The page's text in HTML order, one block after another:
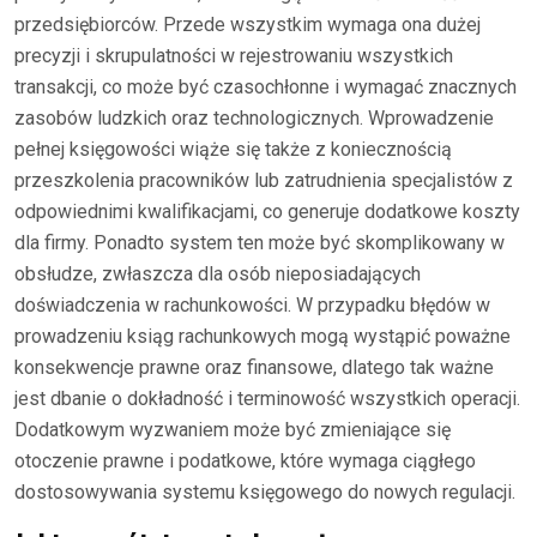
przedsiębiorców. Przede wszystkim wymaga ona dużej
precyzji i skrupulatności w rejestrowaniu wszystkich
transakcji, co może być czasochłonne i wymagać znacznych
zasobów ludzkich oraz technologicznych. Wprowadzenie
pełnej księgowości wiąże się także z koniecznością
przeszkolenia pracowników lub zatrudnienia specjalistów z
odpowiednimi kwalifikacjami, co generuje dodatkowe koszty
dla firmy. Ponadto system ten może być skomplikowany w
obsłudze, zwłaszcza dla osób nieposiadających
doświadczenia w rachunkowości. W przypadku błędów w
prowadzeniu ksiąg rachunkowych mogą wystąpić poważne
konsekwencje prawne oraz finansowe, dlatego tak ważne
jest dbanie o dokładność i terminowość wszystkich operacji.
Dodatkowym wyzwaniem może być zmieniające się
otoczenie prawne i podatkowe, które wymaga ciągłego
dostosowywania systemu księgowego do nowych regulacji.